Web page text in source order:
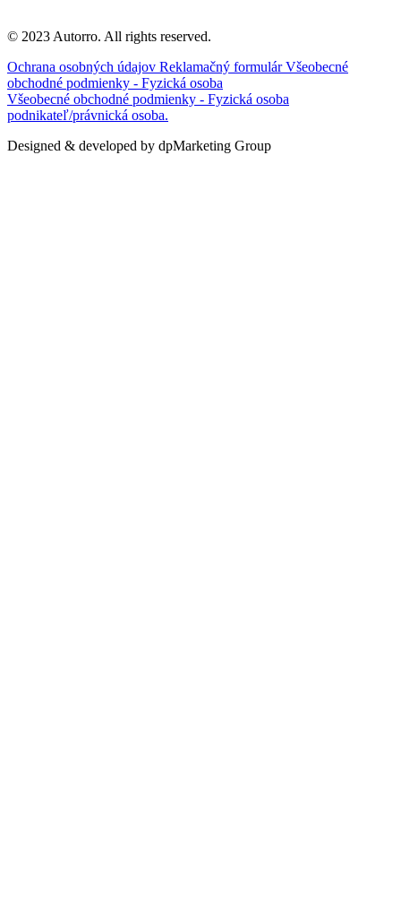
© 2023 Autorro. All rights reserved.
Ochrana osobných údajov Reklamačný formulárVšeobecné
obchodné podmienky - Fyzická osoba
Všeobecné obchodné podmienky - Fyzická osoba
podnikateľ/právnická osoba.
Designed & developed by dpMarketing Group